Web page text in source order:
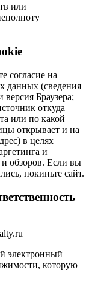
или
согласие на
данных (сведения
Браузера;
откуда
или по какой
открывает и на
в целях
и
и обзоров. Если вы
покиньте сайт.
электронный
которую